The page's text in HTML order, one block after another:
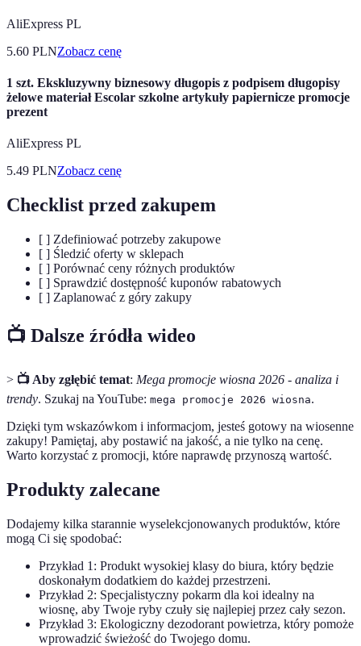
AliExpress PL
5.60 PLNZobacz cenę
1 szt. Ekskluzywny biznesowy długopis z podpisem długopisy
żelowe materiał Escolar szkolne artykuły papiernicze promocje
prezent
AliExpress PL
5.49 PLNZobacz cenę
Checklist przed zakupem
[ ] Zdefiniować potrzeby zakupowe
[ ] Śledzić oferty w sklepach
[ ] Porównać ceny różnych produktów
[ ] Sprawdzić dostępność kuponów rabatowych
[ ] Zaplanować z góry zakupy
📺 Dalsze źródła wideo
> 📺 Aby zgłębić temat: Mega promocje wiosna 2026 - analiza i
trendy. Szukaj na YouTube: mega promocje 2026 wiosna.
Dzięki tym wskazówkom i informacjom, jesteś gotowy na wiosenne
zakupy! Pamiętaj, aby postawić na jakość, a nie tylko na cenę.
Warto korzystać z promocji, które naprawdę przynoszą wartość.
Produkty zalecane
Dodajemy kilka starannie wyselekcjonowanych produktów, które
mogą Ci się spodobać:
Przykład 1: Produkt wysokiej klasy do biura, który będzie
doskonałym dodatkiem do każdej przestrzeni.
Przykład 2: Specjalistyczny pokarm dla koi idealny na
wiosnę, aby Twoje ryby czuły się najlepiej przez cały sezon.
Przykład 3: Ekologiczny dezodorant powietrza, który pomoże
wprowadzić świeżość do Twojego domu.